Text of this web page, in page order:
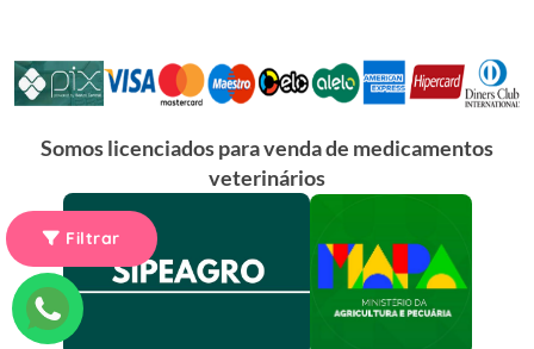
Filtrar
Somos licenciados para venda de medicamentos
veterinários